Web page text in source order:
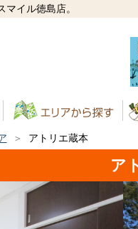
イル徳島店。
アトリエ蔵本
ア